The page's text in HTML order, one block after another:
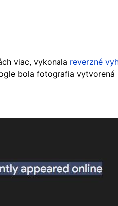
viac, vykonala reverzné
bola fotografia